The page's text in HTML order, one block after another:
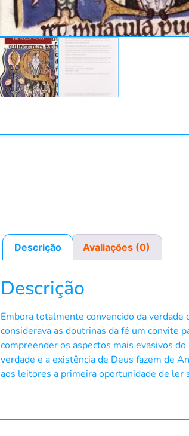
Descrição Avaliações (0)
Descrição
Embora totalmente convencido da
considerava as doutrinas da fé um convite
compreender os aspectos mais evasivos
verdade e a existência de Deus fazem de
aos leitores a primeira oportunidade de ler